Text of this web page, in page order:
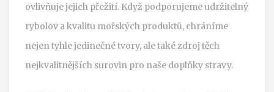
ovlivňuje jejich přežití. Když podporujeme udržitelný
rybolov a kvalitu mořských produktů, chráníme
nejen tyhle jedinečné tvory, ale také zdroj těch
nejkvalitnějších surovin pro naše doplňky stravy.